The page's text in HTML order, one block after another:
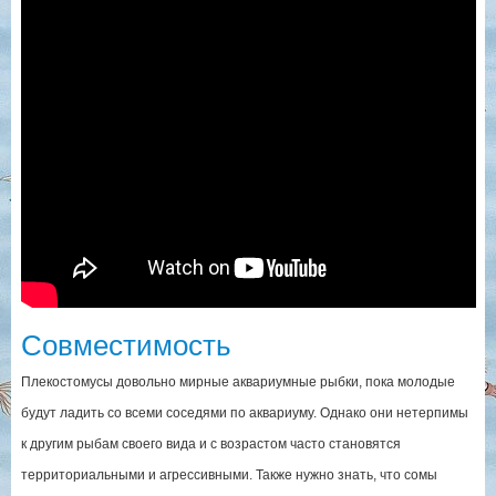
Совместимость
Плекостомусы довольно мирные аквариумные рыбки, пока молодые
будут ладить со всеми соседями по аквариуму. Однако они нетерпимы
к другим рыбам своего вида и с возрастом часто становятся
территориальными и агрессивными. Также нужно знать, что сомы